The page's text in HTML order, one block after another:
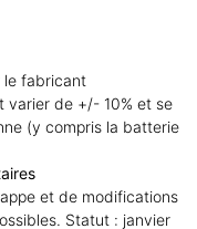
le fabricant
varier de +/- 10% et se
(y compris la batterie
et de modifications
Statut : janvier